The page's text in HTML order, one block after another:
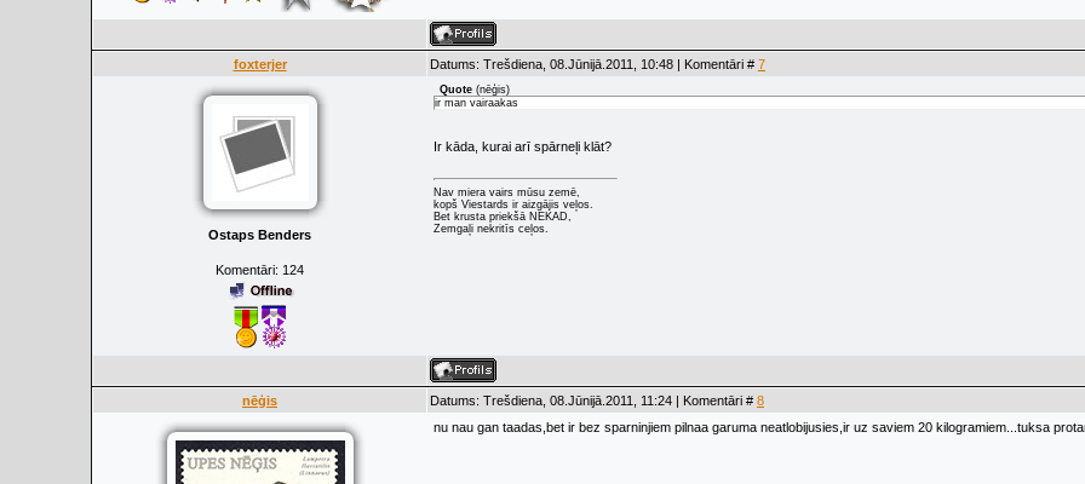
foxterjer Datums: Trešdiena, 08.Jūnijā.2011, 10:48 | Komentāri # 7
Ostaps Benders
Komentāri: 124
Quote (nēģis)
ir man vairaakas
Ir kāda, kurai arī spārneļi klāt?
Nav miera vairs mūsu zemē,
kopš Viestards ir aizgājis veļos.
Bet krusta priekšā NEKAD,
Zemgaļi nekritīs ceļos.
nēģis Datums: Trešdiena, 08.Jūnijā.2011, 11:24 | Komentāri # 8
nu nau gan taadas,bet ir bez sparninjiem pilnaa garuma neatlobijusies,ir uz saviem 20 kilogramiem...tuksa